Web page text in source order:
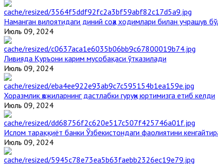
Наманган вилоятидаги диний соҳа ходимлари билан учрашув
Июль 09, 2024
Ливияда Қуръони карим мусобақаси ўтказилади
Июль 09, 2024
Хоразмлик ҳожиларнинг дастлабки гуруҳи юртимизга етиб келди
Июль 09, 2024
Ислом тараққиёт банки Ўзбекистондаги фаолиятини
Июль 09, 2024